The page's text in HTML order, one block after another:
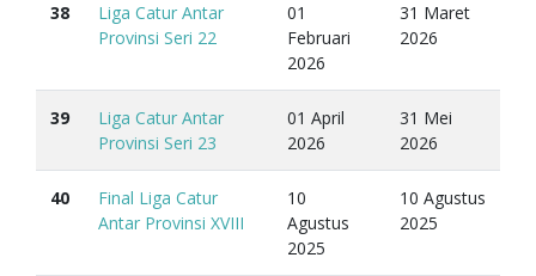
38
Liga Catur Antar
Provinsi Seri 22
01
Februari
2026
31 Maret
2026
39
Liga Catur Antar
Provinsi Seri 23
01 April
2026
31 Mei
2026
40
Final Liga Catur
Antar Provinsi XVIII
10
Agustus
2025
10 Agustus
2025